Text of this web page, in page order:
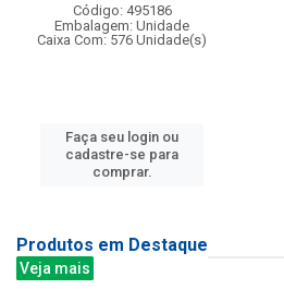
Código: 495186
Embalagem: Unidade
Caixa Com: 576 Unidade(s)
Faça seu login ou
cadastre-se para
comprar.
Produtos em Destaque
Veja mais